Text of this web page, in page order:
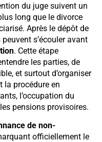
du juge suivent un
long que le divorce
Après le dépôt de
s’écouler avant
. Cette étape
les parties, de
et surtout d’organiser
la procédure en
l’occupation du
pensions provisoires.
de non-
officiellement le